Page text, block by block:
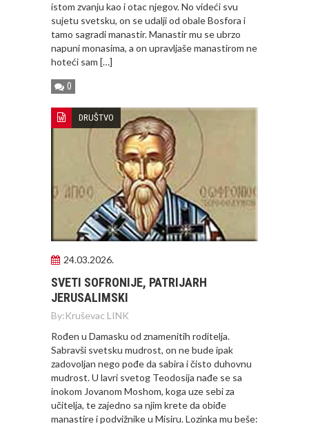
istom zvanju kao i otac njegov. No videći svu
sujetu svetsku, on se udalji od obale Bosfora i
tamo sagradi manastir. Manastir mu se ubrzo
napuni monasima, a on upravljaše manastirom ne
hoteći sam […]
0
DRUŠTVO
24.03.2026.
SVETI SOFRONIJE, PATRIJARH
JERUSALIMSKI
By:Kruševac LINK
Rođen u Damasku od znamenitih roditelja.
Sabravši svetsku mudrost, on ne bude ipak
zadovoljan nego pođe da sabira i čisto duhovnu
mudrost. U lavri svetog Teodosija nađe se sa
inokom Jovanom Moshom, koga uze sebi za
učitelja, te zajedno sa njim krete da obiđe
manastire i podvižnike u Misiru. Lozinka mu beše: